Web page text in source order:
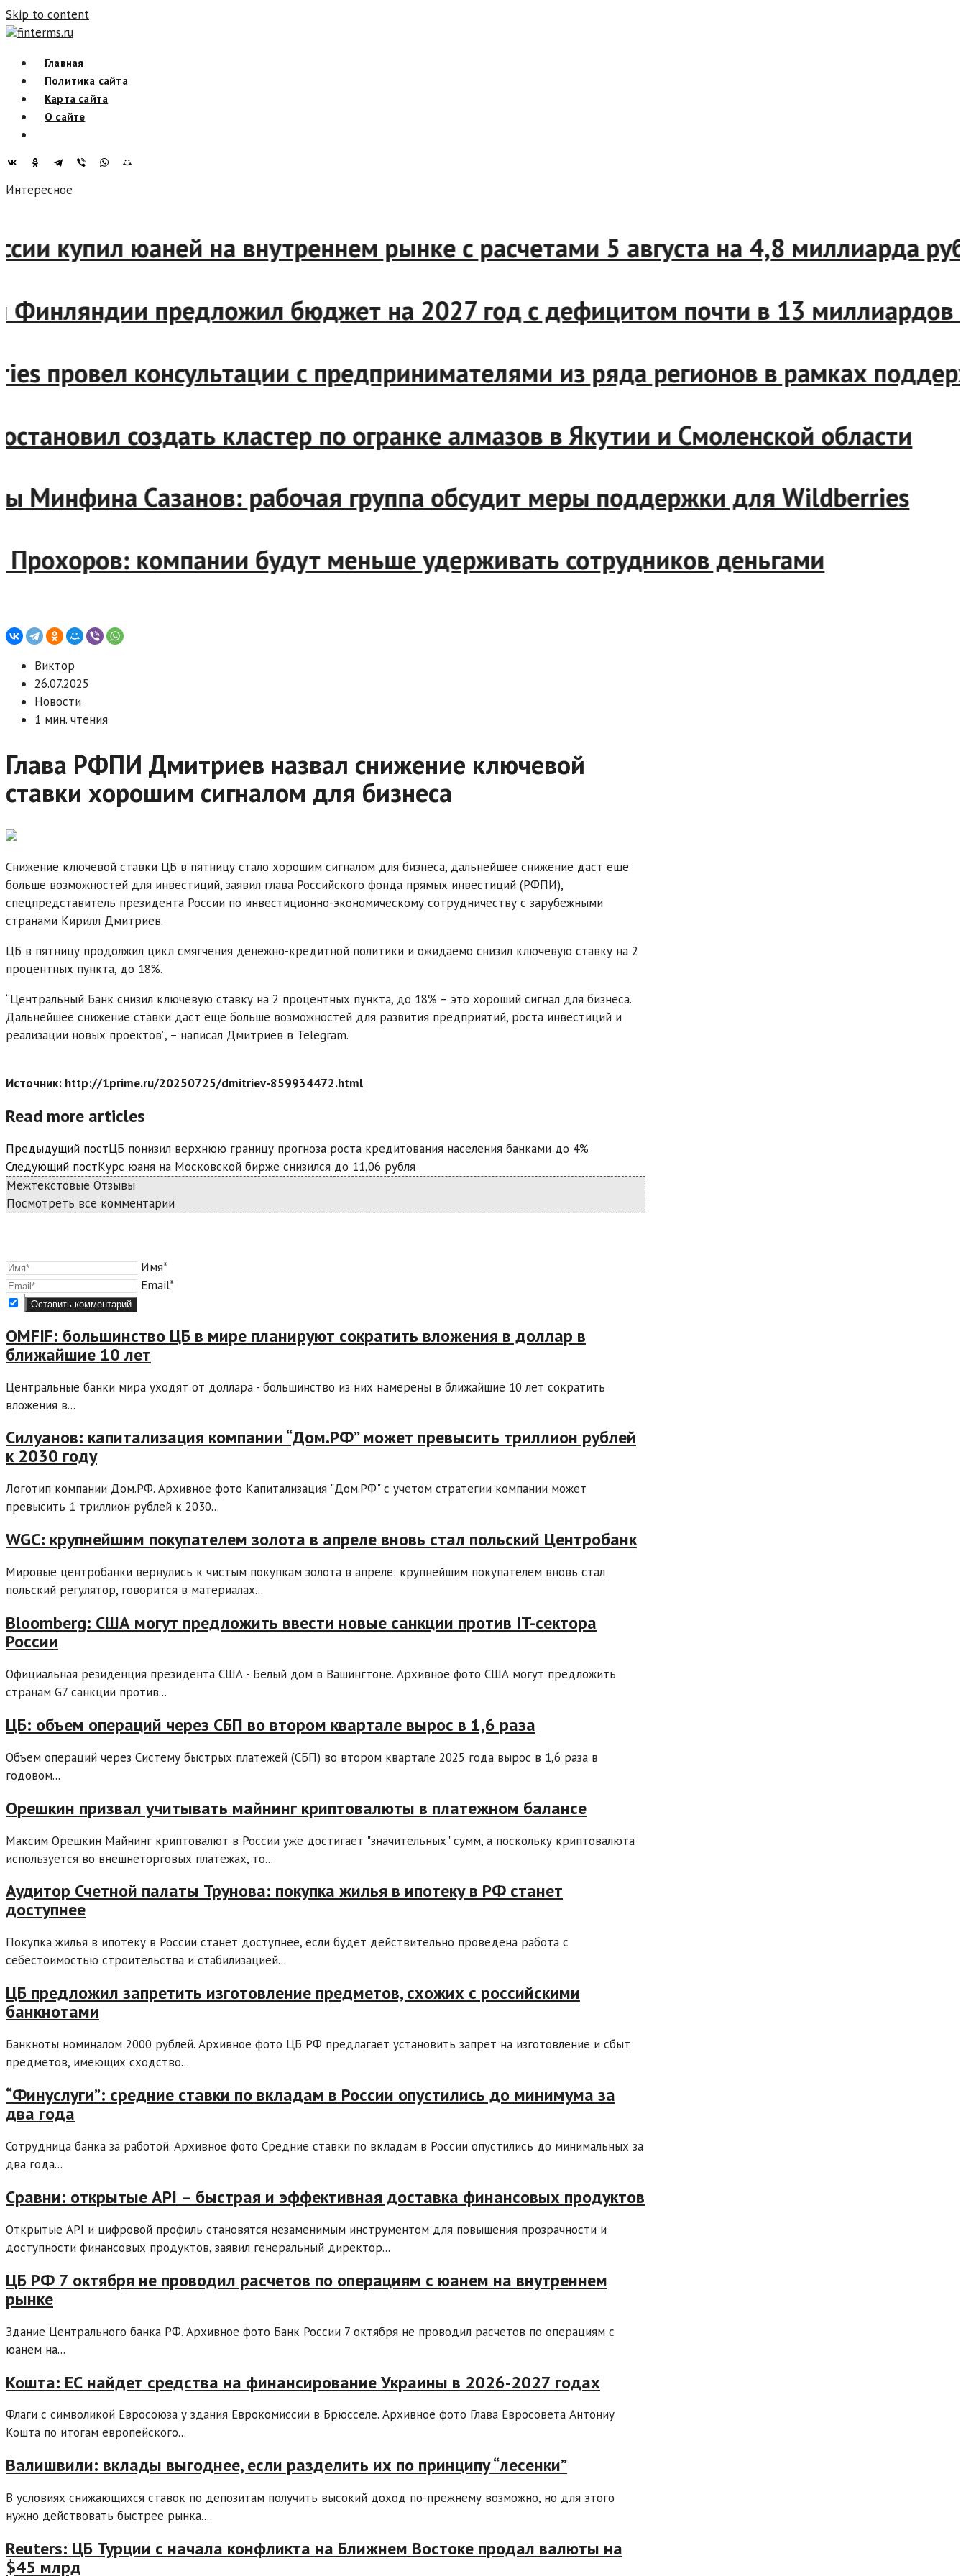
Skip to content
finterms.ru
Главная
Политика сайта
Карта сайта
О сайте
Интересное
купил юаней на внутреннем рынке с расчетами 5 августа на 4,8 миллиарда
Финляндии предложил бюджет на 2027 год с дефицитом почти в 13
провел консультации с предпринимателями из ряда регионов в рамках
создать кластер по огранке алмазов в Якутии и Смоленской области
Минфина Сазанов: рабочая группа обсудит меры поддержки для Wildberries
Прохоров: компании будут меньше удерживать сотрудников деньгами
Виктор
26.07.2025
Новости
1 мин. чтения
Глава РФПИ Дмитриев назвал снижение ключевой
ставки хорошим сигналом для бизнеса
Снижение ключевой ставки ЦБ в пятницу стало хорошим сигналом для бизнеса, дальнейшее снижение даст еще
больше возможностей для инвестиций, заявил глава Российского фонда прямых инвестиций (РФПИ),
спецпредставитель президента России по инвестиционно-экономическому сотрудничеству с зарубежными
странами Кирилл Дмитриев.
ЦБ в пятницу продолжил цикл смягчения денежно-кредитной политики и ожидаемо снизил ключевую ставку на 2
процентных пункта, до 18%.
“Центральный Банк снизил ключевую ставку на 2 процентных пункта, до 18% – это хороший сигнал для бизнеса.
Дальнейшее снижение ставки даст еще больше возможностей для развития предприятий, роста инвестиций и
реализации новых проектов”, – написал Дмитриев в Telegram.
Источник: http://1prime.ru/20250725/dmitriev-859934472.html
Read more articles
Предыдущий постЦБ понизил верхнюю границу прогноза роста кредитования населения банками до 4%
Следующий постКурс юаня на Московской бирже снизился до 11,06 рубля
Межтекстовые Отзывы
Посмотреть все комментарии
Имя*
Email*
OMFIF: большинство ЦБ в мире планируют сократить вложения в доллар в
ближайшие 10 лет
Центральные банки мира уходят от доллара - большинство из них намерены в ближайшие 10 лет сократить
вложения в...
Силуанов: капитализация компании “Дом.РФ” может превысить триллион рублей
к 2030 году
Логотип компании Дом.РФ. Архивное фото Капитализация "Дом.РФ" с учетом стратегии компании может
превысить 1 триллион рублей к 2030...
WGC: крупнейшим покупателем золота в апреле вновь стал польский Центробанк
Мировые центробанки вернулись к чистым покупкам золота в апреле: крупнейшим покупателем вновь стал
польский регулятор, говорится в материалах...
Bloomberg: США могут предложить ввести новые санкции против IT-сектора
России
Официальная резиденция президента США - Белый дом в Вашингтоне. Архивное фото США могут предложить
странам G7 санкции против...
ЦБ: объем операций через СБП во втором квартале вырос в 1,6 раза
Объем операций через Систему быстрых платежей (СБП) во втором квартале 2025 года вырос в 1,6 раза в
годовом...
Орешкин призвал учитывать майнинг криптовалюты в платежном балансе
Максим Орешкин Майнинг криптовалют в России уже достигает "значительных" сумм, а поскольку криптовалюта
используется во внешнеторговых платежах, то...
Аудитор Счетной палаты Трунова: покупка жилья в ипотеку в РФ станет
доступнее
Покупка жилья в ипотеку в России станет доступнее, если будет действительно проведена работа с
себестоимостью строительства и стабилизацией...
ЦБ предложил запретить изготовление предметов, схожих с российскими
банкнотами
Банкноты номиналом 2000 рублей. Архивное фото ЦБ РФ предлагает установить запрет на изготовление и сбыт
предметов, имеющих сходство...
“Финуслуги”: средние ставки по вкладам в России опустились до минимума за
два года
Сотрудница банка за работой. Архивное фото Средние ставки по вкладам в России опустились до минимальных за
два года...
Сравни: открытые API – быстрая и эффективная доставка финансовых продуктов
Открытые API и цифровой профиль становятся незаменимым инструментом для повышения прозрачности и
доступности финансовых продуктов, заявил генеральный директор...
ЦБ РФ 7 октября не проводил расчетов по операциям с юанем на внутреннем
рынке
Здание Центрального банка РФ. Архивное фото Банк России 7 октября не проводил расчетов по операциям с
юанем на...
Кошта: ЕС найдет средства на финансирование Украины в 2026-2027 годах
Флаги с символикой Евросоюза у здания Еврокомиссии в Брюсселе. Архивное фото Глава Евросовета Антониу
Кошта по итогам европейского...
Валишвили: вклады выгоднее, если разделить их по принципу “лесенки”
В условиях снижающихся ставок по депозитам получить высокий доход по-прежнему возможно, но для этого
нужно действовать быстрее рынка....
Reuters: ЦБ Турции с начала конфликта на Ближнем Востоке продал валюты на
$45 млрд